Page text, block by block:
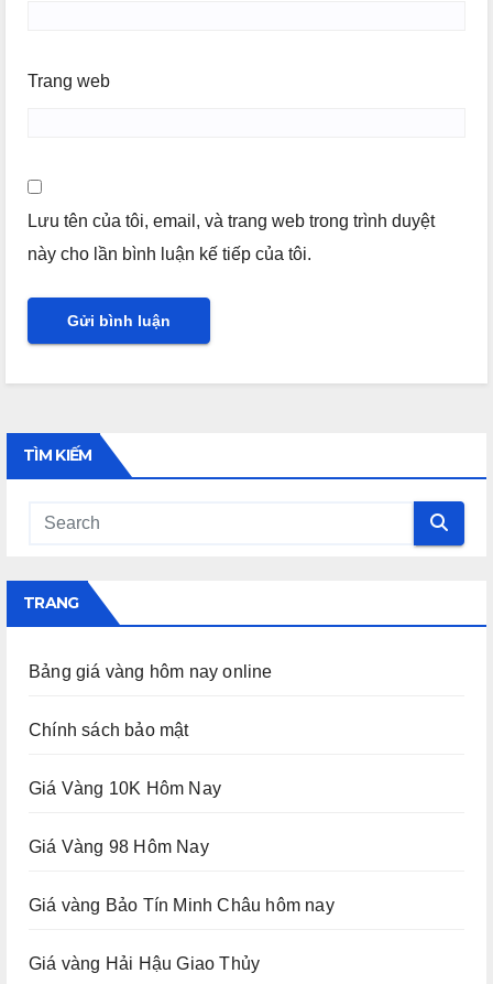
Trang web
Lưu tên của tôi, email, và trang web trong trình duyệt
này cho lần bình luận kế tiếp của tôi.
TÌM KIẾM
TRANG
Bảng giá vàng hôm nay online
Chính sách bảo mật
Giá Vàng 10K Hôm Nay
Giá Vàng 98 Hôm Nay
Giá vàng Bảo Tín Minh Châu hôm nay
Giá vàng Hải Hậu Giao Thủy